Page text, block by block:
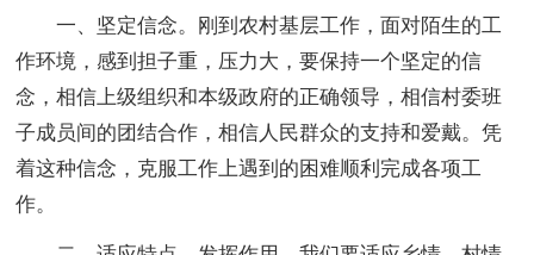
一、坚定信念。刚到农村基层工作，面对陌生的工
作环境，感到担子重，压力大，要保持一个坚定的信
念，相信上级组织和本级政府的正确领导，相信村委班
子成员间的团结合作，相信人民群众的支持和爱戴。凭
着这种信念，克服工作上遇到的困难顺利完成各项工
作。